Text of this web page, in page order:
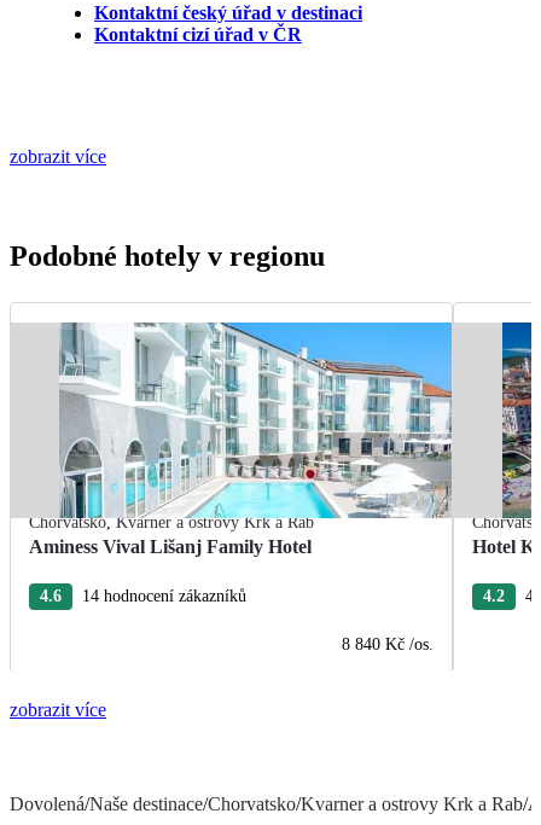
Kontaktní český úřad v destinaci
Kontaktní cizí úřad v ČR
zobrazit více
Podobné hotely v regionu
Chorvatsko,Kvarner a ostrovy Krk a Rab
Aminess Vival Lišanj Family Hotel
4.6 14 hodnocení zákazníků
8 840 Kč /os.
Hotel
4.2 4
zobrazit více
Dovolená/Naše destinace/Chorvatsko/Kvarner a ostrovy Krk a Rab/